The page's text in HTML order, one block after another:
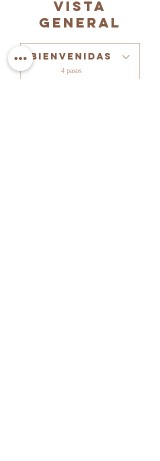
Vista
general
Bienvenidas
.
4 pasos